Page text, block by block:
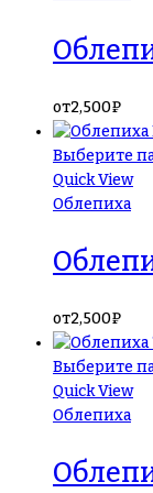
от2,500₽
Выберите
Quick View
Облепиха
от2,500₽
Выберите
Quick View
Облепиха